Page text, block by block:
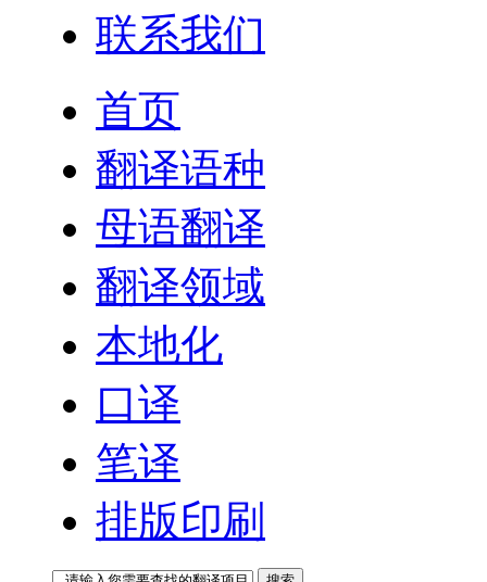
联系我们
首页
翻译语种
母语翻译
翻译领域
本地化
口译
笔译
排版印刷